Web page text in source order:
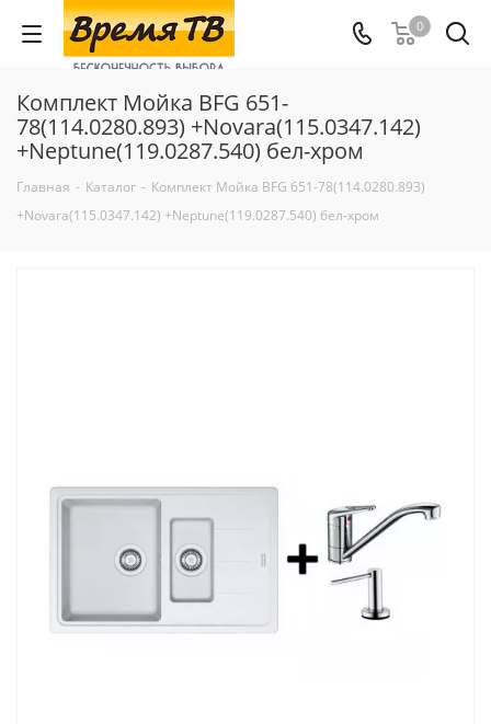
0
Комплект Мойка BFG 651-
78(114.0280.893) +Novara(115.0347.142)
+Neptune(119.0287.540) бел-хром
Главная - Каталог - Комплект Мойка BFG 651-78(114.0280.893)
+Novara(115.0347.142) +Neptune(119.0287.540) бел-хром